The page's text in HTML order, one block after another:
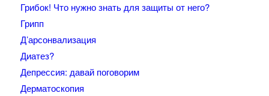
Грибок! Что нужно знать для защиты от него?
Грипп
Д’арсонвализация
Диатез?
Депрессия: давай поговорим
Дерматоскопия